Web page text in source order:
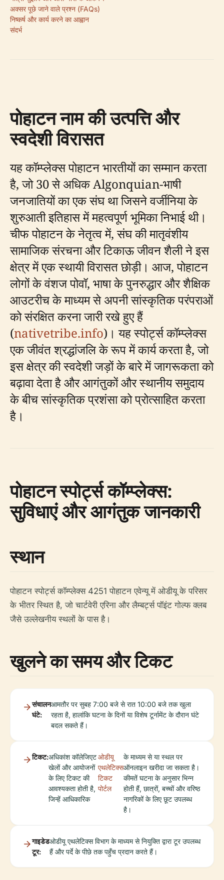
अक्सर पूछे जाने वाले प्रश्न (FAQs)
निष्कर्ष और कार्य करने का आह्वान
संदर्भ
पोहाटन नाम की उत्पत्ति और
स्वदेशी विरासत
यह कॉम्प्लेक्स पोहाटन भारतीयों का सम्मान करता
है, जो 30 से अधिक Algonquian-भाषी
जनजातियों का एक संघ था जिसने वर्जीनिया के
शुरुआती इतिहास में महत्वपूर्ण भूमिका निभाई थी।
चीफ पोहाटन के नेतृत्व में, संघ की मातृवंशीय
सामाजिक संरचना और टिकाऊ जीवन शैली ने इस
क्षेत्र में एक स्थायी विरासत छोड़ी। आज, पोहाटन
लोगों के वंशज पोवॉ, भाषा के पुनरुद्धार और शैक्षिक
आउटरीच के माध्यम से अपनी सांस्कृतिक परंपराओं
को संरक्षित करना जारी रखे हुए हैं
(nativetribe.info)। यह स्पोर्ट्स कॉम्प्लेक्स
एक जीवंत श्रद्धांजलि के रूप में कार्य करता है, जो
इस क्षेत्र की स्वदेशी जड़ों के बारे में जागरूकता को
बढ़ावा देता है और आगंतुकों और स्थानीय समुदाय
के बीच सांस्कृतिक प्रशंसा को प्रोत्साहित करता
है।
पोहाटन स्पोर्ट्स कॉम्प्लेक्स:
सुविधाएं और आगंतुक जानकारी
स्थान
पोहाटन स्पोर्ट्स कॉम्प्लेक्स 4251 पोहाटन एवेन्यू में ओडीयू के परिसर
के भीतर स्थित है, जो चार्टवेरी एरिना और लैम्बर्ट्स पॉइंट गोल्फ क्लब
जैसे उल्लेखनीय स्थलों के पास है।
खुलने का समय और टिकट
संचालन
घंटे:
आमतौर पर सुबह 7:00 बजे से रात 10:00 बजे तक खुला
रहता है, हालांकि घटना के दिनों या विशेष टूर्नामेंट के दौरान घंटे
बदल सकते हैं।
टिकट:अधिकांश कॉलेजिएट
खेलों और आयोजनों
के लिए टिकट की
आवश्यकता होती है,
जिन्हें आधिकारिक
ओडीयू
एथलेटिक्स
टिकट
पोर्टल
के माध्यम से या स्थल पर
ऑनलाइन खरीदा जा सकता है।
कीमतें घटना के अनुसार भिन्न
होती हैं, छात्रों, बच्चों और वरिष्ठ
नागरिकों के लिए छूट उपलब्ध
है।
गाइडेड
टूर:
ओडीयू एथलेटिक्स विभाग के माध्यम से नियुक्ति द्वारा टूर उपलब्ध
हैं और पर्दे के पीछे तक पहुँच प्रदान करते हैं।